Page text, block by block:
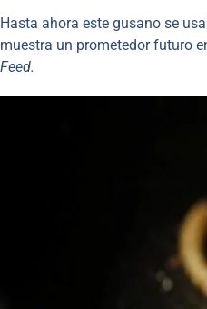
Hasta ahora este gusano se
muestra un prometedor futuro
Feed.